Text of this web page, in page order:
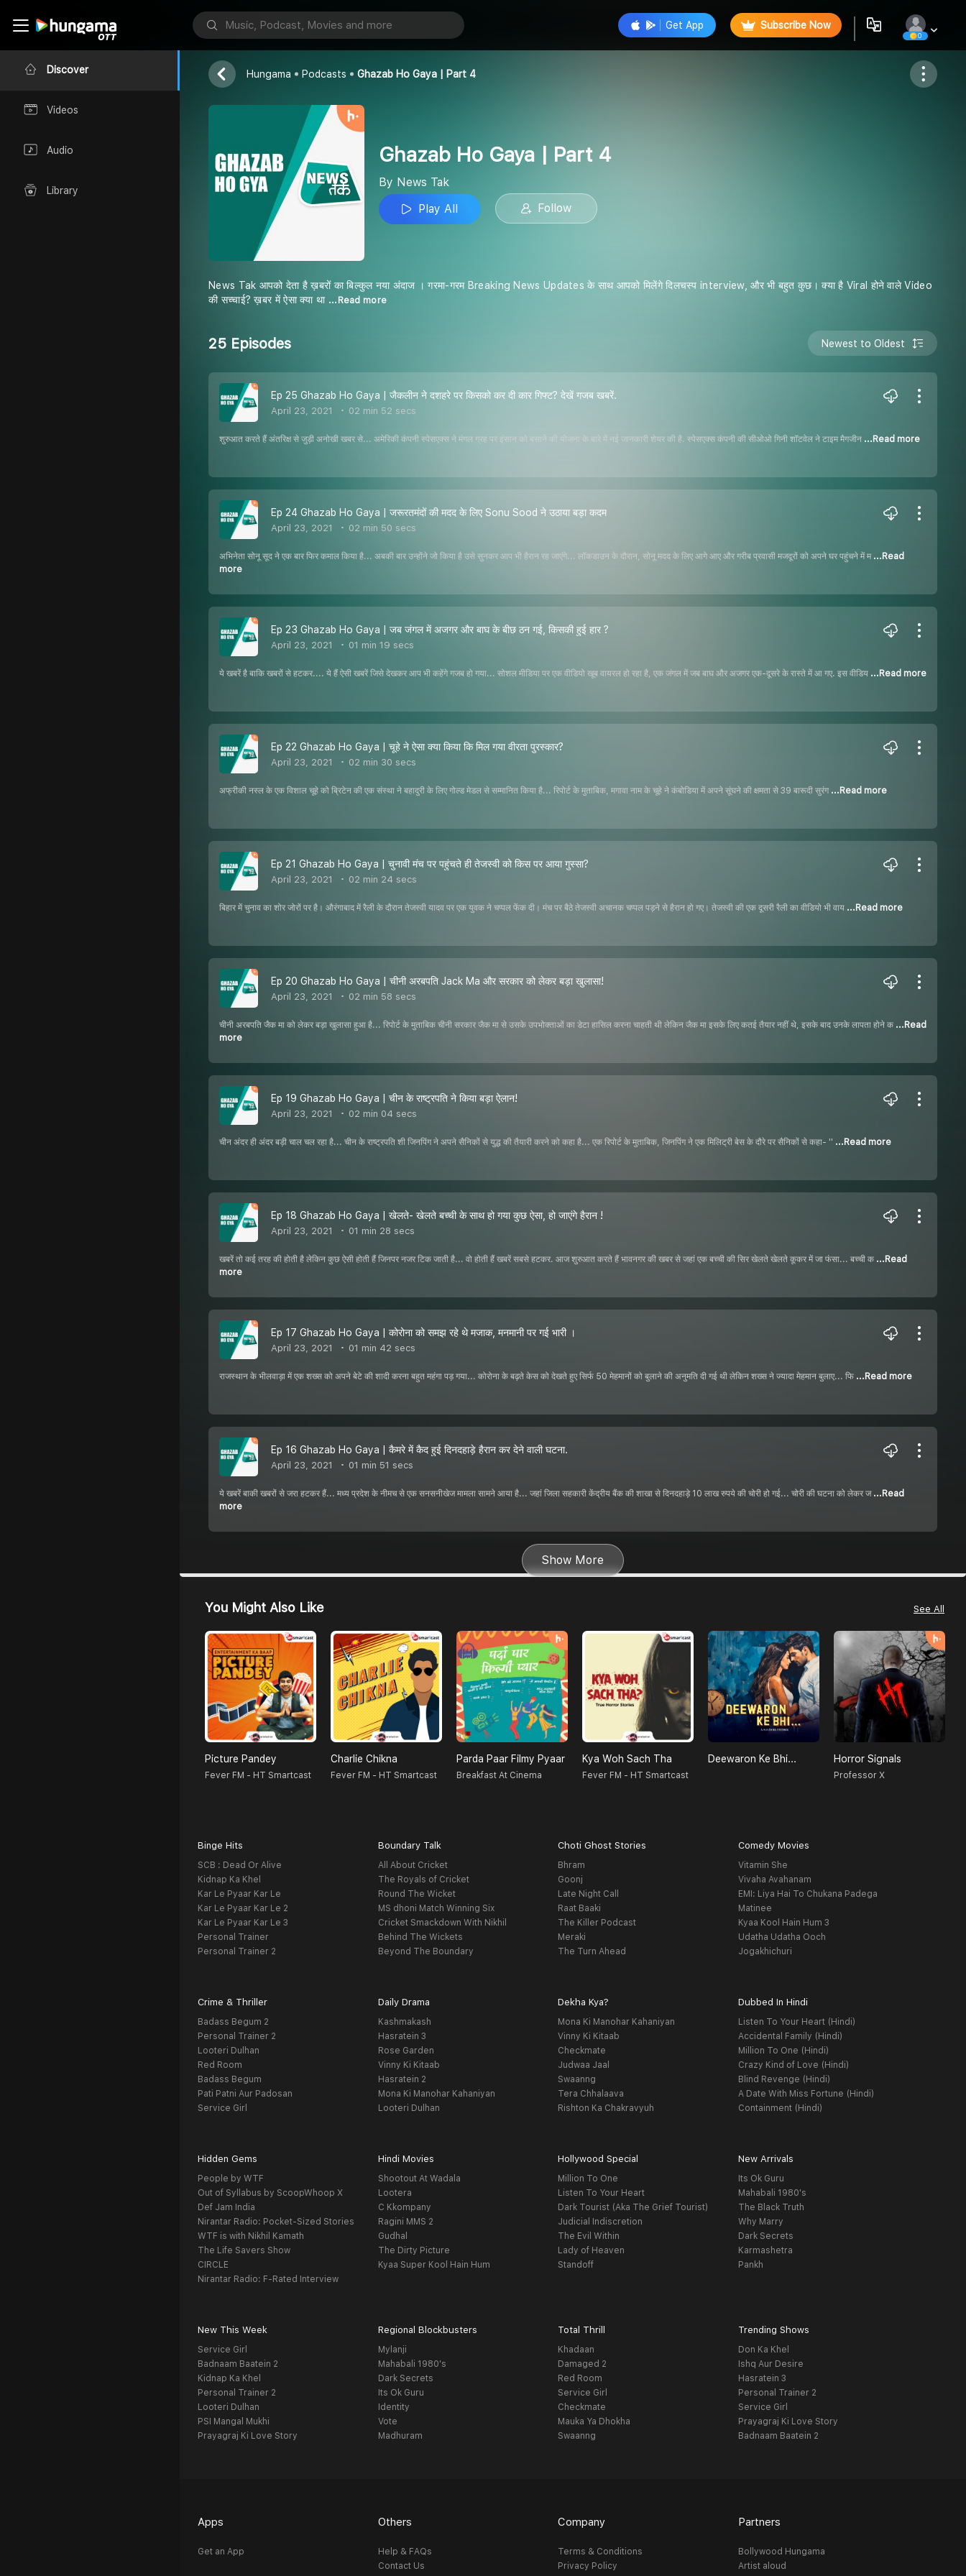
Discover
Videos
Audio
Library
Get App Subscribe Now
0
News Tak
Follow
Hungama Podcasts Ghazab Ho Gaya | Part 4
Ghazab Ho Gaya | Part 4
By News Tak
Play All
Follow
News Tak आपको देता है ख़बरों का बिल्कुल नया अंदाज । गरमा-गरम Breaking News Updates के साथ आपको मिलेंगे दिलचस्प interview, और भी बहुत कुछ। क्या है Viral होने वाले Video
की सच्चाई? ख़बर में ऐसा क्या था ...Read more
25 Episodes Newest to Oldest
Ep 25 Ghazab Ho Gaya | जैकलीन ने दशहरे पर किसको कर दी कार गिफ्ट? देखें गजब खबरें.
April 23, 2021 02 min 52 secs
शुरुआत करते हैं अंतरिक्ष से जुड़ी अनोखी खबर से... अमेरिकी कंपनी स्पेसएक्स ने मंगल ग्रह पर इंसान को बसाने की योजना के बारे में नई जानकारी शेयर की है. स्पेसएक्स कंपनी की सीओओ गिनी शॉटवेल ने टाइम मैगजीन ...Read more
Ep 24 Ghazab Ho Gaya | जरूरतमंदों की मदद के लिए Sonu Sood ने उठाया बड़ा कदम
April 23, 2021 02 min 50 secs
अभिनेता सोनू सूद ने एक बार फिर कमाल किया है... अबकी बार उन्होंने जो किया है उसे सुनकर आप भी हैरान रह जाएंगे... लॉकडाउन के दौरान, सोनू मदद के लिए आगे आए और गरीब प्रवासी मजदूरों को अपने घर पहुंचने में म ...Read
more
Ep 23 Ghazab Ho Gaya | जब जंगल में अजगर और बाघ के बीछ ठन गई, किसकी हुई हार ?
April 23, 2021 01 min 19 secs
ये खबरें है बाकि खबरों से हटकर.... ये हैं ऐसी खबरें जिसे देखकर आप भी कहेंगे गजब हो गया... सोशल मीडिया पर एक वीडियो खूब वायरल हो रहा है, एक जंगल में जब बाघ और अजगर एक-दूसरे के रास्ते में आ गए. इस वीडिय ...Read more
Ep 22 Ghazab Ho Gaya | चूहे ने ऐसा क्या किया कि मिल गया वीरता पुरस्कार?
April 23, 2021 02 min 30 secs
अफ्रीकी नस्ल के एक विशाल चूहे को ब्रिटेन की एक संस्था ने बहादुरी के लिए गोल्ड मेडल से सम्मानित किया है... रिपोर्ट के मुताबिक, मगावा नाम के चूहे ने कंबोडिया में अपने सूंघने की क्षमता से 39 बारूदी सुरंग ...Read more
Ep 21 Ghazab Ho Gaya | चुनावी मंच पर पहुंचते ही तेजस्वी को किस पर आया गुस्सा?
April 23, 2021 02 min 24 secs
बिहार में चुनाव का शोर जोरों पर है। औरंगाबाद में रैली के दौरान तेजस्वी यादव पर एक युवक ने चप्पल फेंक दी। मंच पर बैठे तेजस्वी अचानक चप्पल पड़ने से हैरान हो गए। तेजस्वी की एक दूसरी रैली का वीडियो भी वाय ...Read more
Ep 20 Ghazab Ho Gaya | चीनी अरबपति Jack Ma और सरकार को लेकर बड़ा खुलासा!
April 23, 2021 02 min 58 secs
चीनी अरबपति जैक मा को लेकर बड़ा खुलासा हुआ है... रिपोर्ट के मुताबिक चीनी सरकार जैक मा से उसके उपभोक्ताओं का डेटा हासिल करना चाहती थी लेकिन जैक मा इसके लिए कतई तैयार नहीं थे, इसके बाद उनके लापता होने क ...Read
more
Ep 19 Ghazab Ho Gaya | चीन के राष्ट्रपति ने किया बड़ा ऐलान!
April 23, 2021 02 min 04 secs
चीन अंदर ही अंदर बड़ी चाल चल रहा है... चीन के राष्ट्रपति शी जिनपिंग ने अपने सैनिकों से युद्ध की तैयारी करने को कहा है... एक रिपोर्ट के मुताबिक, जिनपिंग ने एक मिलिट्री बेस के दौरे पर सैनिकों से कहा- '' ...Read more
Ep 18 Ghazab Ho Gaya | खेलते- खेलते बच्ची के साथ हो गया कुछ ऐसा, हो जाएंगे हैरान !
April 23, 2021 01 min 28 secs
खबरें तो कई तरह की होती है लेकिन कुछ ऐसी होती हैं जिनपर नजर टिक जाती है... वो होती हैं खबरें सबसे हटकर. आज शुरुआत करते हैं भावनगर की खबर से जहां एक बच्ची की सिर खेलते खेलते कूकर में जा फंसा... बच्ची क ...Read
more
Ep 17 Ghazab Ho Gaya | कोरोना को समझ रहे थे मजाक, मनमानी पर गई भारी ।
April 23, 2021 01 min 42 secs
राजस्थान के भीलवाड़ा में एक शख्स को अपने बेटे की शादी करना बहुत महंगा पड़ गया... कोरोना के बढ़ते केस को देखते हुए सिर्फ 50 मेहमानों को बुलाने की अनुमति दी गई थी लेकिन शख्स ने ज्यादा मेहमान बुलाए... फि ...Read more
Ep 16 Ghazab Ho Gaya | कैमरे में कैद हुई दिनदहाड़े हैरान कर देने वाली घटना.
April 23, 2021 01 min 51 secs
ये खबरें बाकी खबरों से जरा हटकर हैं... मध्य प्रदेश के नीमच से एक सनसनीखेज मामला सामने आया है... जहां जिला सहकारी केंद्रीय बैंक की शाखा से दिनदहाड़े 10 लाख रुपये की चोरी हो गई... चोरी की घटना को लेकर ज ...Read
more
Show More
You Might Also Like See All
Picture Pandey
Fever FM - HT Smartcast
Charlie Chikna
Fever FM - HT Smartcast
Parda Paar Filmy Pyaar
Breakfast At Cinema
Kya Woh Sach Tha
Fever FM - HT Smartcast
Deewaron Ke Bhi... Horror Signals
Professor X
Binge Hits
SCB : Dead Or Alive
Kidnap Ka Khel
Kar Le Pyaar Kar Le
Kar Le Pyaar Kar Le 2
Kar Le Pyaar Kar Le 3
Personal Trainer
Personal Trainer 2
Boundary Talk
All About Cricket
The Royals of Cricket
Round The Wicket
MS dhoni Match Winning Six
Cricket Smackdown With Nikhil
Behind The Wickets
Beyond The Boundary
Choti Ghost Stories
Bhram
Goonj
Late Night Call
Raat Baaki
The Killer Podcast
Meraki
The Turn Ahead
Comedy Movies
Vitamin She
Vivaha Avahanam
EMI: Liya Hai To Chukana Padega
Matinee
Kyaa Kool Hain Hum 3
Udatha Udatha Ooch
Jogakhichuri
Crime & Thriller
Badass Begum 2
Personal Trainer 2
Looteri Dulhan
Red Room
Badass Begum
Pati Patni Aur Padosan
Service Girl
Daily Drama
Kashmakash
Hasratein 3
Rose Garden
Vinny Ki Kitaab
Hasratein 2
Mona Ki Manohar Kahaniyan
Looteri Dulhan
Dekha Kya?
Mona Ki Manohar Kahaniyan
Vinny Ki Kitaab
Checkmate
Judwaa Jaal
Swaanng
Tera Chhalaava
Rishton Ka Chakravyuh
Dubbed In Hindi
Listen To Your Heart (Hindi)
Accidental Family (Hindi)
Million To One (Hindi)
Crazy Kind of Love (Hindi)
Blind Revenge (Hindi)
A Date With Miss Fortune (Hindi)
Containment (Hindi)
Hidden Gems
People by WTF
Out of Syllabus by ScoopWhoop X
Def Jam India
Nirantar Radio: Pocket-Sized Stories
WTF is with Nikhil Kamath
The Life Savers Show
CIRCLE
Nirantar Radio: F-Rated Interview
Hindi Movies
Shootout At Wadala
Lootera
C Kkompany
Ragini MMS 2
Gudhal
The Dirty Picture
Kyaa Super Kool Hain Hum
Hollywood Special
Million To One
Listen To Your Heart
Dark Tourist (Aka The Grief Tourist)
Judicial Indiscretion
The Evil Within
Lady of Heaven
Standoff
New Arrivals
Its Ok Guru
Mahabali 1980's
The Black Truth
Why Marry
Dark Secrets
Karmashetra
Pankh
New This Week
Service Girl
Badnaam Baatein 2
Kidnap Ka Khel
Personal Trainer 2
Looteri Dulhan
PSI Mangal Mukhi
Prayagraj Ki Love Story
Regional Blockbusters
Mylanji
Mahabali 1980's
Dark Secrets
Its Ok Guru
Identity
Vote
Madhuram
Total Thrill
Khadaan
Damaged 2
Red Room
Service Girl
Checkmate
Mauka Ya Dhokha
Swaanng
Trending Shows
Don Ka Khel
Ishq Aur Desire
Hasratein 3
Personal Trainer 2
Service Girl
Prayagraj Ki Love Story
Badnaam Baatein 2
Apps
Get an App
Others
Help & FAQs
Contact Us
Company
Terms & Conditions
Privacy Policy
Partners
Bollywood Hungama
Artist aloud